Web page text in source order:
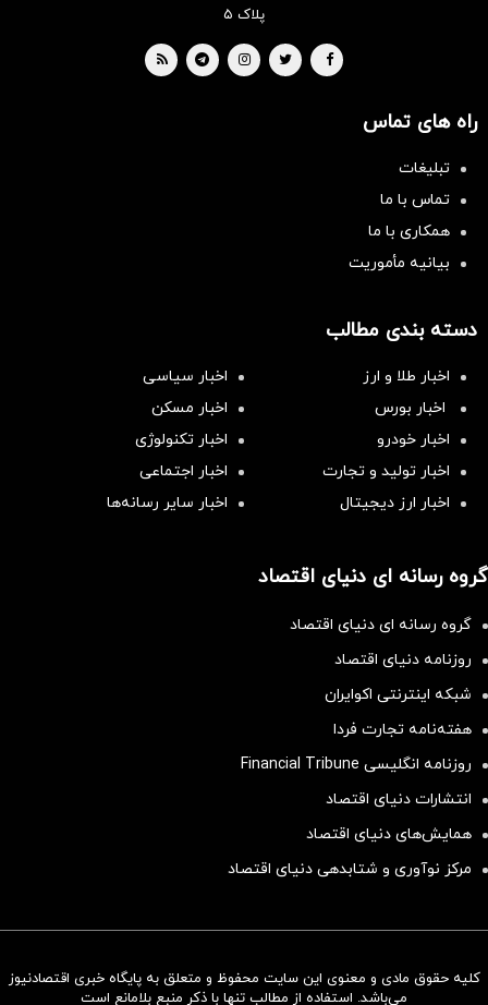
سرمایه‌گذاری همسنگ با شاخص
پلاک ۵
راه های تماس
تبلیغات
تماس با ما
همکاری با ما
بیانیه مأموریت
دسته بندی مطالب
اخبار طلا و ارز
اخبار سیاسی
اخبار بورس
اخبار مسکن
اخبار خودرو
اخبار تکنولوژی
اخبار تولید و تجارت
اخبار اجتماعی
اخبار ارز دیجیتال
اخبار سایر رسانه‌‌ها
گروه رسانه ای دنیای اقتصاد
گروه رسانه ای دنیای اقتصاد
روزنامه دنیای اقتصاد
شبکه اینترنتی اکوایران
هفته‌نامه تجارت فردا
روزنامه انگلیسی Financial Tribune
انتشارات دنیای اقتصاد
همایش‌های دنیای اقتصاد
مرکز نوآوری و شتابدهی دنیای اقتصاد
کلیه حقوق مادی و معنوی این سایت محفوظ و متعلق به پایگاه خبری اقتصادنیوز
می‌باشد. استفاده از مطالب تنها با ذکر منبع بلامانع است